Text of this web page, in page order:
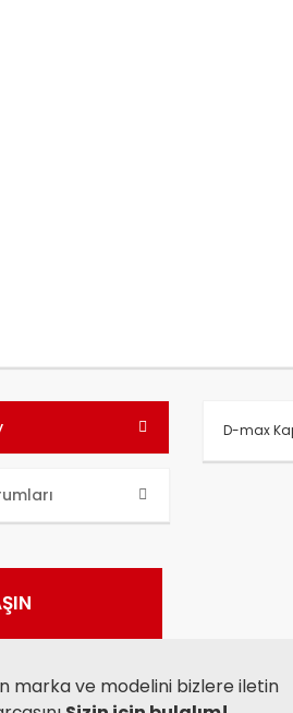
D-max
Ürün
Bu
marka ve modelini bizlere iletin